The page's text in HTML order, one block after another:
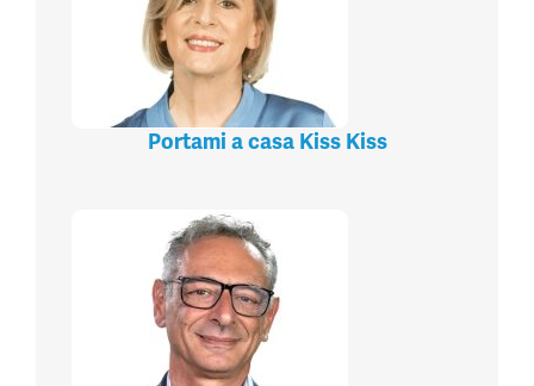
Portami a casa Kiss Kiss